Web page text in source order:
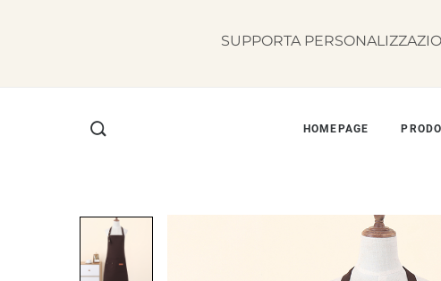
SUPPORTA
HOMEPAGE